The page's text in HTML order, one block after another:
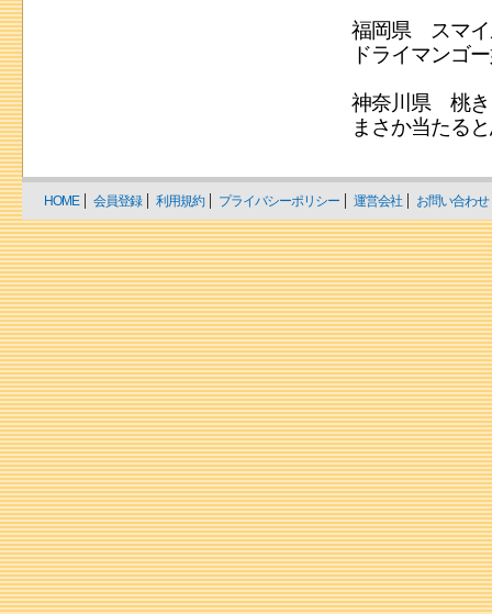
福岡県 スマイ
ドライマンゴ
神奈川県 桃き
まさか当たる
HOME 会員登録 利用規約 プライバシーポリシー 運営会社 お問い合わせ